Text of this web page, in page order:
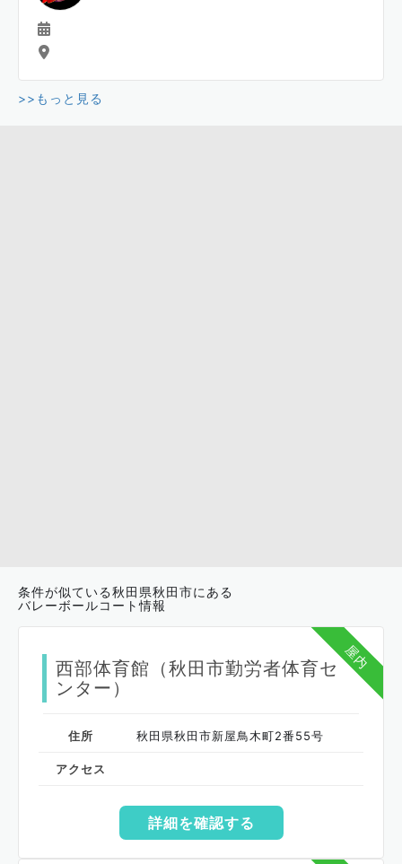
>>もっと見る
条件が似ている秋田県秋田市にある
バレーボールコート情報
屋内
西部体育館（秋田市勤労者体育セ
ンター）
住所 秋田県秋田市新屋鳥木町2番55号
アクセス
詳細を確認する